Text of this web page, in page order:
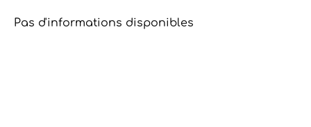
Pas d'informations disponibles